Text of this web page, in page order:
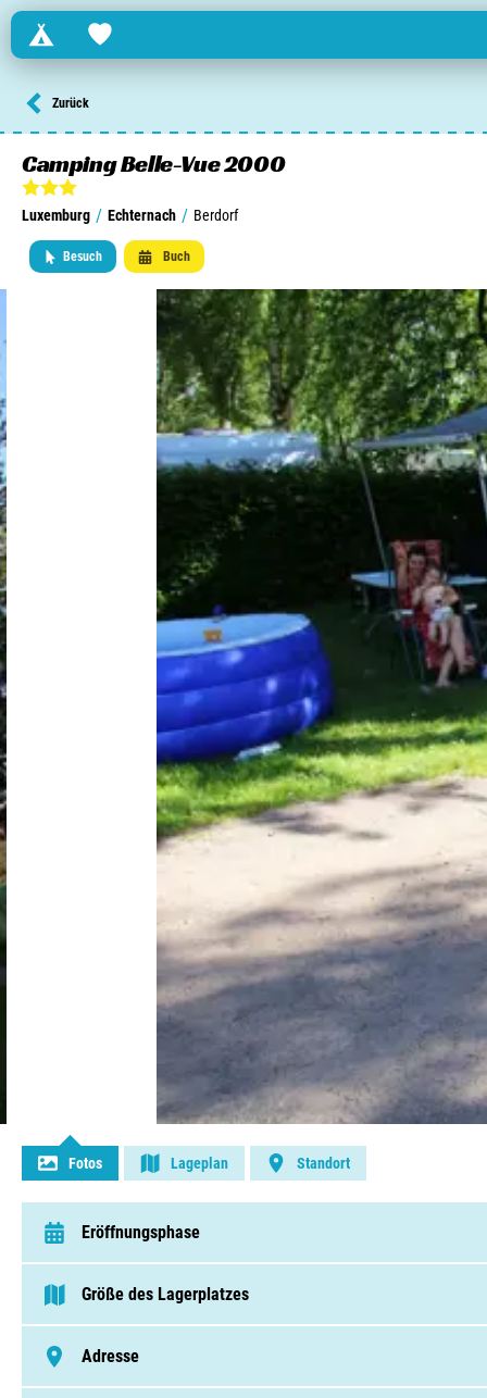
Campings Favorites
Finden Sie einen Campingplatz in ...
Niederlande
Belgien
Luxemburg
Informationen über ...
Nachrichten / Blog
Über Campingsucher
Meinen Campingplatz anmelden
Zusammenarbeit / Werbung
Kontakt aufnehmen
Zurück
Camping Belle-Vue 2000
Luxemburg / Echternach / Berdorf
Besuch Buch
Fotos Lageplan Standort
Eröffnungsphase
van 1 Januar t/m 31 Dezember
Größe des Lagerplatzes
> 250 Pitches
Adresse
Rue De Consdorf 29, 6551, Berdorf